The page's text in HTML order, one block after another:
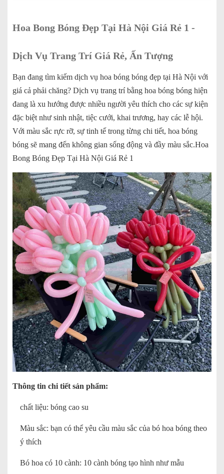
Hoa Bong Bóng Đẹp Tại Hà Nội Giá Rẻ 1 -
Dịch Vụ Trang Trí Giá Rẻ, Ấn Tượng
Bạn đang tìm kiếm dịch vụ hoa bóng bóng đẹp tại Hà Nội với
giá cả phải chăng? Dịch vụ trang trí bằng hoa bóng bóng hiện
đang là xu hướng được nhiều người yêu thích cho các sự kiện
đặc biệt như sinh nhật, tiệc cưới, khai trương, hay các lễ hội.
Với màu sắc rực rỡ, sự tinh tế trong từng chi tiết, hoa bóng
bóng sẽ mang đến không gian sống động và đầy màu sắc.Hoa
Bong Bóng Đẹp Tại Hà Nội Giá Rẻ 1
Thông tin chi tiết sản phẩm:
chất liệu: bóng cao su
Màu sắc: bạn có thể yêu cầu màu sắc của bó hoa bóng theo
ý thích
Bó hoa có 10 cành: 10 cành bóng tạo hình như mẫu